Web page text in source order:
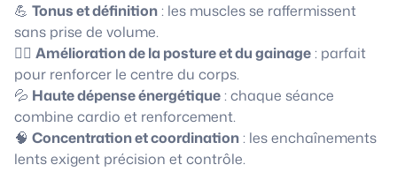
💪 Tonus et définition: les muscles se raffermissent
sans prise de volume.
🧘‍♀️ Amélioration de la posture et du gainage: parfait
pour renforcer le centre du corps.
💦 Haute dépense énergétique: chaque séance
combine cardio et renforcement.
🧠 Concentration et coordination: les enchaînements
lents exigent précision et contrôle.